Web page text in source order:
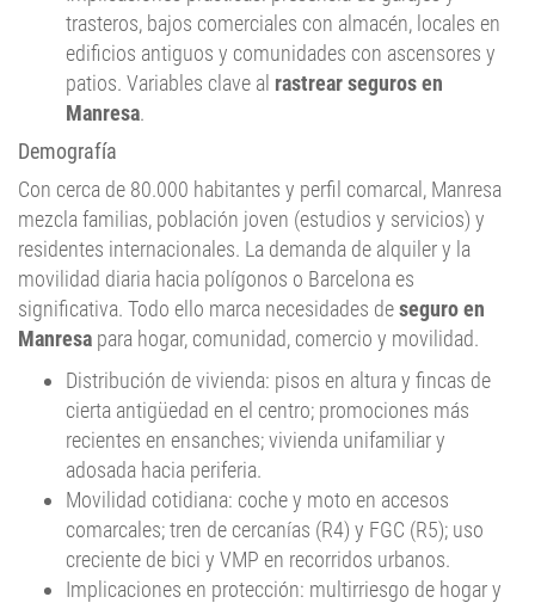
edificios antiguos y comunidades con ascensores y
patios. Variables clave alrastrear seguros en
Manresa.
Demografía
Con cerca de 80.000 habitantes y perfil comarcal, Manresa
mezcla familias, población joven (estudios y servicios) y
residentes internacionales. La demanda de alquiler y la
movilidad diaria hacia polígonos o Barcelona es
significativa. Todo ello marca necesidades deseguro en
Manresapara hogar, comunidad, comercio y movilidad.
Distribución de vivienda: pisos en altura y fincas de
cierta antigüedad en el centro; promociones más
recientes en ensanches; vivienda unifamiliar y
adosada hacia periferia.
Movilidad cotidiana: coche y moto en accesos
comarcales; tren de cercanías (R4) y FGC (R5); uso
creciente de bici y VMP en recorridos urbanos.
Implicaciones en protección: multirriesgo de hogar y
comunidad,responsabilidad civilfamiliar, coberturas